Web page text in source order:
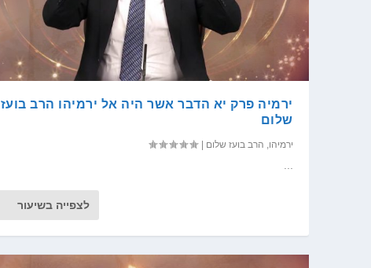
ירמיה פרק יא הדבר אשר היה אל ירמיהו הרב בועז
שלום
ירמיהו, הרב בועז שלום |
לצפייה בשיעור